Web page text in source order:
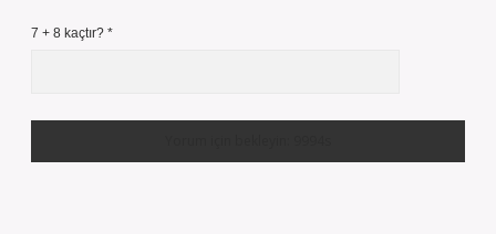
7 + 8 kaçtır? *